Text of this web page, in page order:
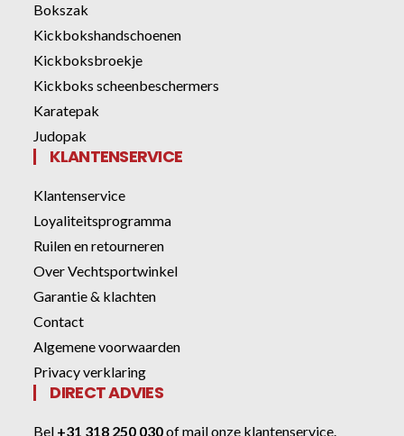
Bokszak
Kickbokshandschoenen
Kickboksbroekje
Kickboks scheenbeschermers
Karatepak
Judopak
KLANTENSERVICE
Klantenservice
Loyaliteitsprogramma
Ruilen en retourneren
Over Vechtsportwinkel
Garantie & klachten
Contact
Algemene voorwaarden
Privacy verklaring
DIRECT ADVIES
Bel +31 318 250 030ofmail onze klantenservice.